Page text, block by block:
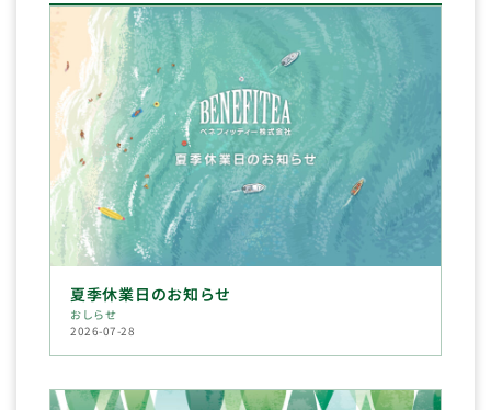
夏季休業日のお知らせ
おしらせ
2026-07-28